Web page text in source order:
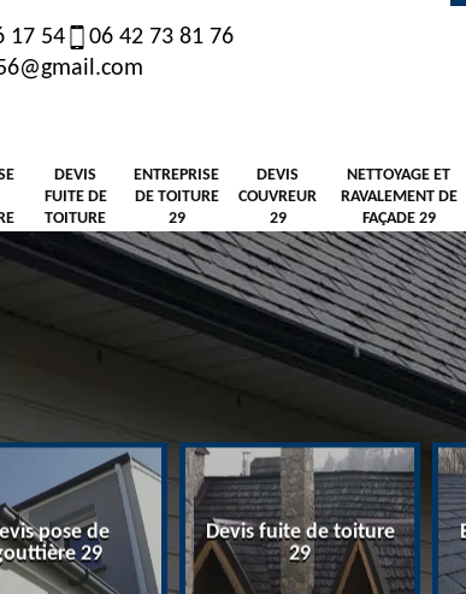
17 54
06 42 73 81 76
DEVIS
FUITE DE
TOITURE
29
ENTREPRISE
DE TOITURE
29
DEVIS
COUVREUR
29
NETTOYAGE ET
RAVALEMENT DE
FAÇADE 29
pose de
29
Devis fuite de toiture
29